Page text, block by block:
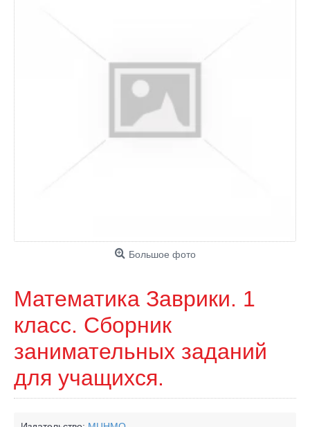
Большое фото
Математика Заврики. 1
класс. Сборник
занимательных заданий
для учащихся.